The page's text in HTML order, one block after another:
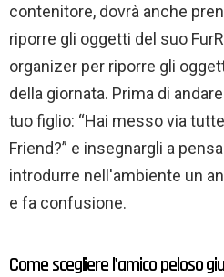
contenitore, dovrà anche
riporre gli oggetti del suo
organizer per riporre gli
della giornata. Prima di
tuo figlio: “Hai messo via
Friend?” e insegnargli a
introdurre nell'ambiente un
e fa confusione.
Come scegliere l'amico peloso